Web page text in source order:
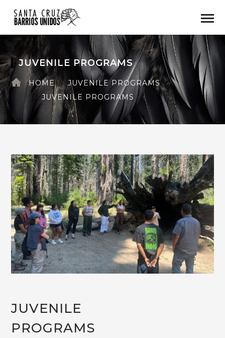
JUVENILE PROGRAMS
HOME
JUVENILE PROGRAMS
JUVENILE PROGRAMS
JUVENILE
PROGRAMS